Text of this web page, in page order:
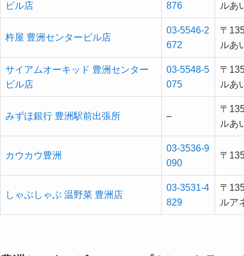
ビル店
876
ルあ
杵屋 豊洲センタービル店
03-5546-2
672
〒
ルあ
サイアムオーキッド 豊洲センター
ビル店
03-5548-5
075
〒
ルあ
みずほ銀行 豊洲駅前出張所 –
〒
ルあ
カウカウ豊洲
03-3536-9
090
〒
しゃぶしゃぶ 温野菜 豊洲店
03-3531-4
829
〒
ルア